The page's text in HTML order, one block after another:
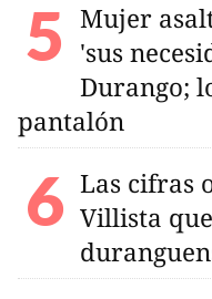
Mujer
'sus
Durango;
pantalón
Las cifras
Villista